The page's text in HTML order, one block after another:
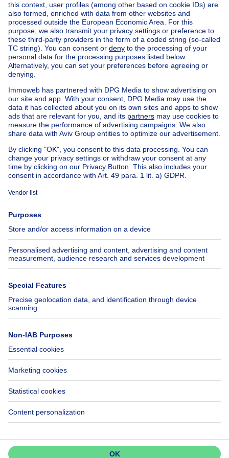
Home
Real estate agencies
Real estate agencies in Uccle
IMMO FADAN
House out of BelgiumHouse for sale France
House for sale Spain
House for sale Italy
House for sale Luxembourg
House for sale Netherlands
Our cheap propertiesCheap houses for sale
Cheap apartments for rent
About
Immoweb
Axel Springer Group
SeLoger.com
Immowelt.de
Tools
Insurances
Help
FAQ
Accessibility
Contact us
Follow Us
Immoweb SA © 2026 - All rights reserved
Terms of use Cookie settings Privacy Ranking rules
3044 -
d2b95f88ad4c2e3527743d6bd81664b3a2df8b8e -